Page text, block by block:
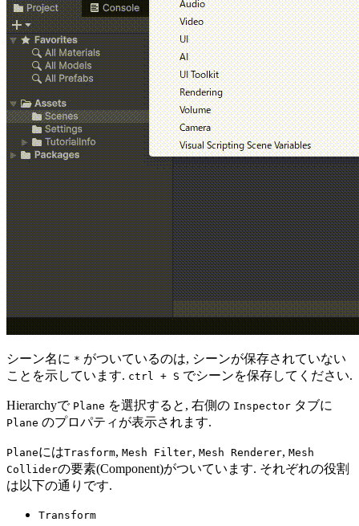
シーン名に * がついているのは, シーンが保存されていない
ことを示しています. ctrl + S でシーンを保存してください.
Hierarchyで Plane を選択すると, 右側の Inspector タブに
Plane のプロパティが表示されます.
PlaneにはTrasform, Mesh Filter, Mesh Renderer, Mesh
Colliderの要素(Component)がついています. それぞれの役割
は以下の通りです.
Transform